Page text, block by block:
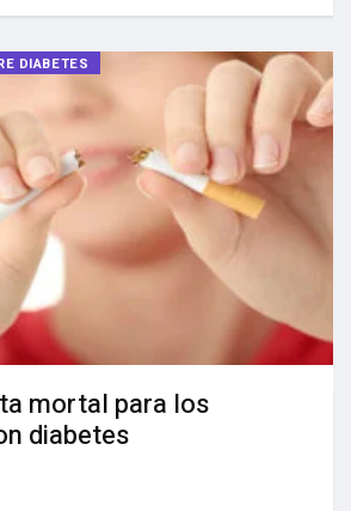
DIABETES
mortal para los
diabetes